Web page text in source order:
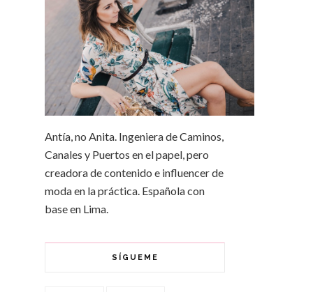
Antía, no Anita. Ingeniera de Caminos,
Canales y Puertos en el papel, pero
creadora de contenido e influencer de
moda en la práctica. Española con
base en Lima.
SÍGUEME